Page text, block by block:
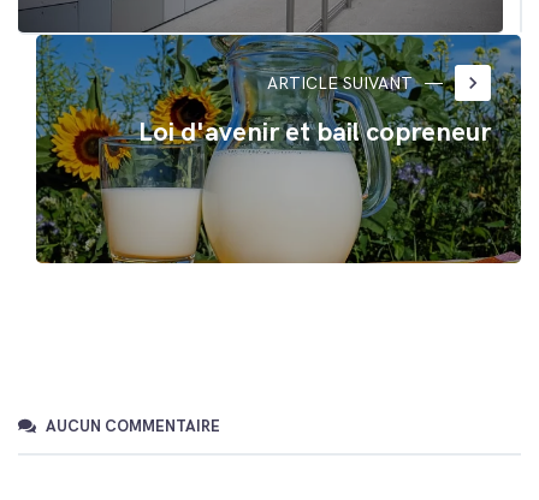
ARTICLE SUIVANT keyboard_arrow_right
Loi d'avenir et bail copreneur
AUCUN COMMENTAIRE